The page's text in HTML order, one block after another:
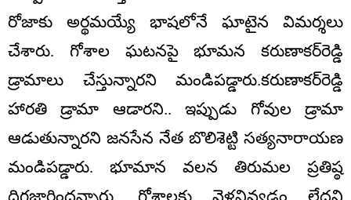
రోజాకు అర్థమయ్యే భాషలోనే ఘాటైన విమర్శలు
చేశారు. గోశాల ఘటనపై భూమన కరుణాకర్‌రెడ్డి
డ్రామాలు చేస్తున్నారని మండిపడ్డారు.కరుణాకర్‌రెడ్డి
హారతి డ్రామా ఆడారని.. ఇప్పుడు గోవుల డ్రామా
ఆడుతున్నారని జనసేన నేత బొలిశెట్టి సత్యనారాయణ
మండిపడ్డారు. భూమాన వలన తిరుమల ప్రతిష్ఠ
దిగజారిందన్నారు. గోశాలకు వెళ్లనివ్వడం లేదని